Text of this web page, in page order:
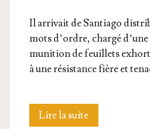
Il arri­vait de San­tia­go
mots d’ordre, char­gé
muni­tion de feuillets
à une résis­tance fière et
Lire la suiteLes